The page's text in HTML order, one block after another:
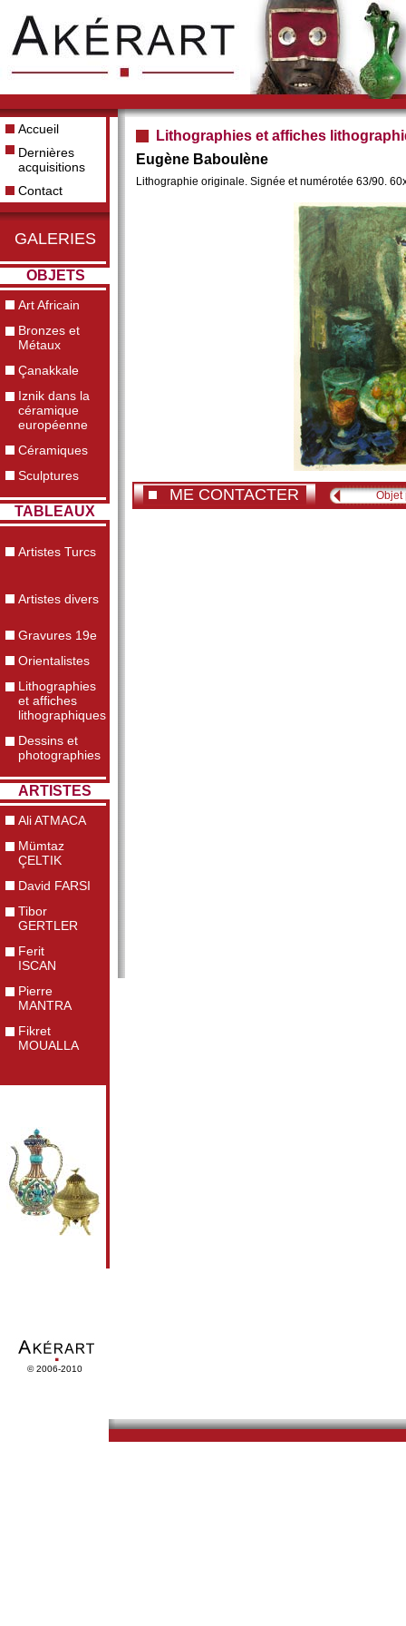
Accueil
Dernières
acquisitions
Contact
GALERIES
OBJETS
Art Africain
Bronzes et
Métaux
Çanakkale
Iznik dans la
céramique
européenne
Céramiques
Sculptures
TABLEAUX
Artistes Turcs
Artistes divers
Gravures 19e
Orientalistes
Lithographies
et affiches
lithographiques
Dessins et
photographies
ARTISTES
Ali ATMACA
Mümtaz
ÇELTIK
David FARSI
Tibor
GERTLER
Ferit
ISCAN
Pierre
MANTRA
Fikret
MOUALLA
© 2006-2010
Lithographies et affiches
Eugène Baboulène
Lithographie originale. Signée et numérotée 63/90.
ME CONTACTER Objet